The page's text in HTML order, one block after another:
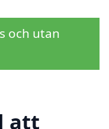
och utan
att